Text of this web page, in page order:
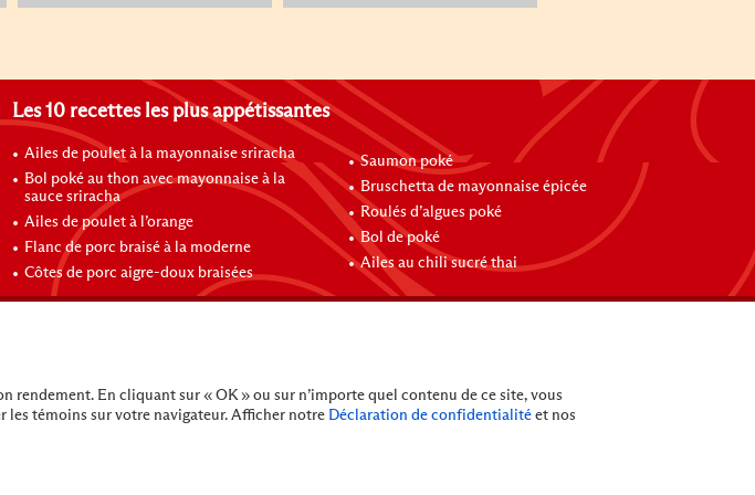
Les 10 recettes les plus appétissantes
Ailes de poulet à la mayonnaise sriracha
Bol poké au thon avec mayonnaise à la
sauce sriracha
Ailes de poulet à l’orange
Flanc de porc braisé à la moderne
Côtes de porc aigre-doux braisées
Saumon poké
Bruschetta de mayonnaise épicée
Roulés d’algues poké
Bol de poké
Ailes au chili sucré thai
rendement. En cliquant sur « OK » ou sur n’importe quel contenu de ce site, vous
les témoins sur votre navigateur. Afficher notre Déclaration de confidentialité et nos